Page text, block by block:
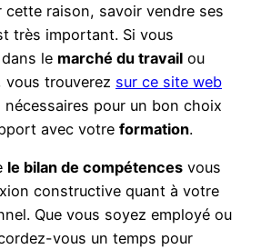
cette raison, savoir vendre ses
très important. Si vous
le marché du travail ou
trouverez sur ce site web
pour un bon choix
avec votre formation.
le bilan de compétences vous
constructive quant à votre
Que vous soyez employé ou
vous un temps pour